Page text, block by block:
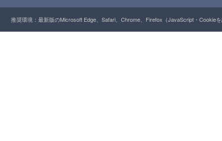
推奨環境：最新版のMicrosoft Edge、Safari、Chrome、Firefox（JavaScript・Cookie